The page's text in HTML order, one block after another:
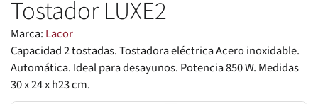
Tostador LUXE2
Marca: Lacor
Capacidad 2 tostadas. Tostadora eléctrica Acero inoxidable.
Automática. Ideal para desayunos. Potencia 850 W. Medidas
30 x 24 x h23 cm.